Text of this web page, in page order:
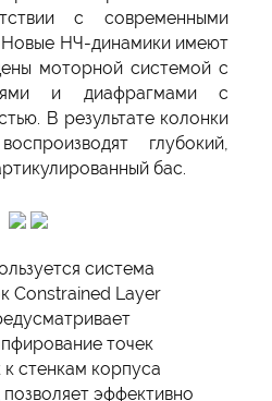
с современными
Новые НЧ-динамики имеют
моторной системой с
и диафрагмами с
В результате колонки
глубокий,
бас.
система
Constrained Layer
точек
стенкам корпуса
эффективно